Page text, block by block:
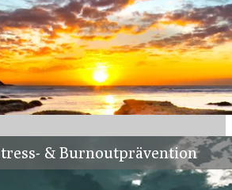
& Burnoutprävention